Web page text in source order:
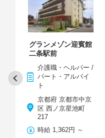
グランメゾン迎賓館
二条駅前
介護職・ヘルパー /
パート・アルバイ
ト
京都府 京都市中京
区 西ノ京星池町
217
時給 1,362円 ～